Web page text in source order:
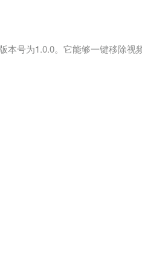
号为1.0.0。它能够一键移除视